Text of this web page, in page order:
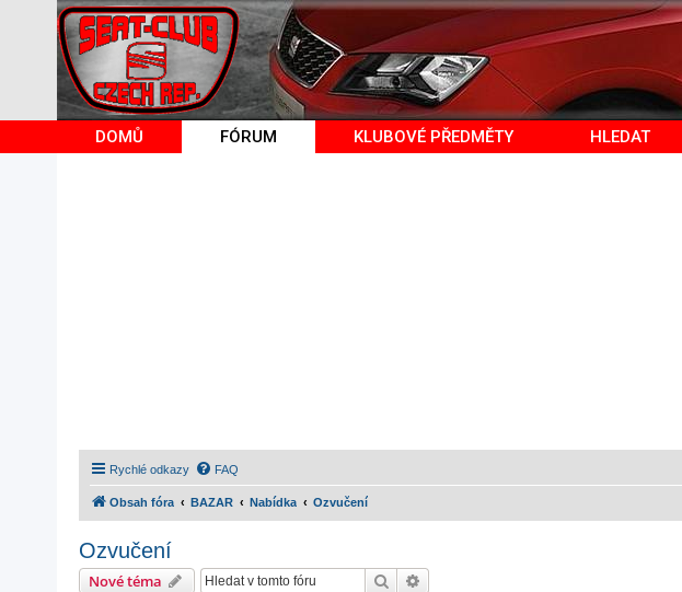
DOMŮ FÓRUM KLUBOVÉ PŘEDMĚTY HLEDAT
Rychlé odkazy FAQ
Obsah fóra BAZAR Nabídka Ozvučení
Ozvučení
Nové téma Hledat